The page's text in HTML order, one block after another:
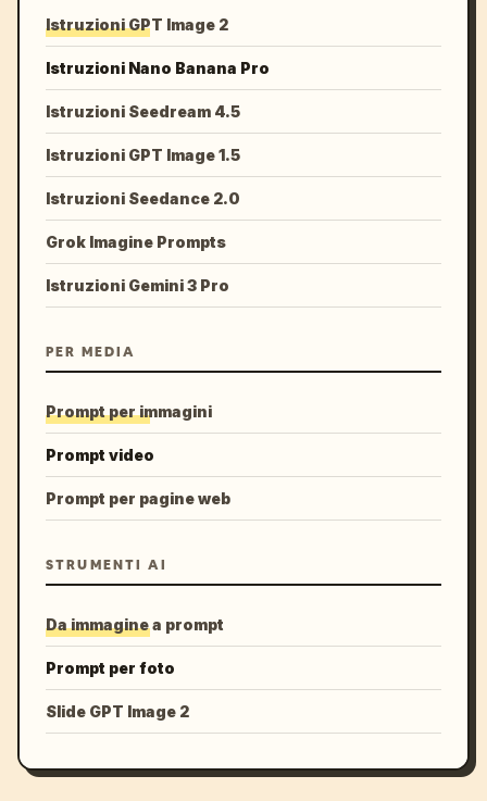
Istruzioni GPT Image 2
Istruzioni Nano Banana Pro
Istruzioni Seedream 4.5
Istruzioni GPT Image 1.5
Istruzioni Seedance 2.0
Grok Imagine Prompts
Istruzioni Gemini 3 Pro
PER MEDIA
Prompt per immagini
Prompt video
Prompt per pagine web
STRUMENTI AI
Da immagine a prompt
Prompt per foto
Slide GPT Image 2